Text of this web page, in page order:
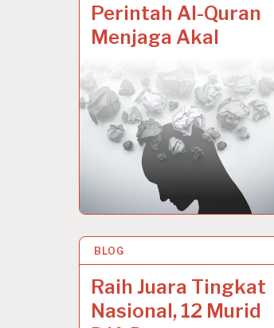
Perintah Al-Quran
Menjaga Akal
BLOG
Raih Juara Tingkat
Nasional, 12 Murid
5 JAN 2021